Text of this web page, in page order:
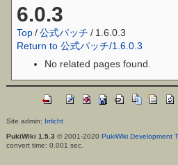
6.0.3
Top /公式パッチ / 1.6.0.3
Return to 公式パッチ/1.6.0.3
No related pages found.
Site admin: Irrlicht
PukiWiki 1.5.3 © 2001-2020 PukiWiki Development
convert time: 0.001 sec.